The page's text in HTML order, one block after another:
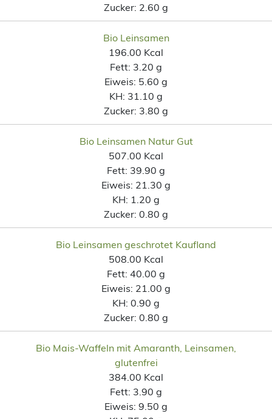
Zucker: 2.60 g
Bio Leinsamen
196.00 Kcal
Fett: 3.20 g
Eiweis: 5.60 g
KH: 31.10 g
Zucker: 3.80 g
Bio Leinsamen Natur Gut
507.00 Kcal
Fett: 39.90 g
Eiweis: 21.30 g
KH: 1.20 g
Zucker: 0.80 g
Bio Leinsamen geschrotet Kaufland
508.00 Kcal
Fett: 40.00 g
Eiweis: 21.00 g
KH: 0.90 g
Zucker: 0.80 g
Bio Mais-Waffeln mit Amaranth, Leinsamen,
glutenfrei
384.00 Kcal
Fett: 3.90 g
Eiweis: 9.50 g